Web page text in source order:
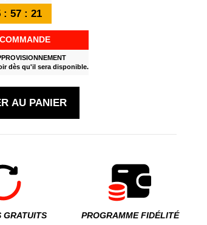
: 57 : 20
dès qu'il sera disponible.
AU PANIER
GRATUITS PROGRAMME FIDÉLITÉ